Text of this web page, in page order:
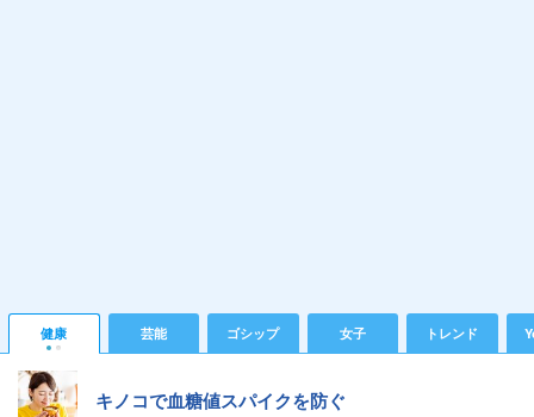
健康 芸能 ゴシップ 女子 トレンド
キノコで血糖値スパイクを防ぐ